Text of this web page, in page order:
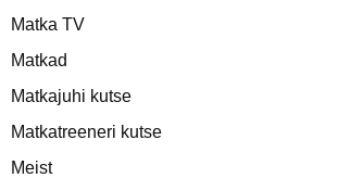
Matka TV
Matkad
Matkajuhi kutse
Matkatreeneri kutse
Meist